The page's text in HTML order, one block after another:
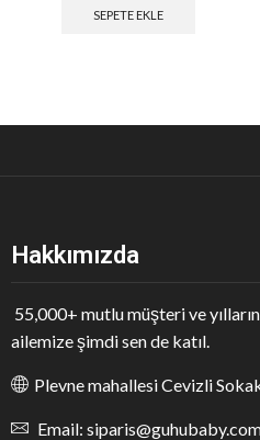
SEPETE EKLE
Hakkımızda
55,000+ mutlu müşteri ve
ailemize şimdi sen de katıl.
Plevne mahallesi Cevizli
Email: